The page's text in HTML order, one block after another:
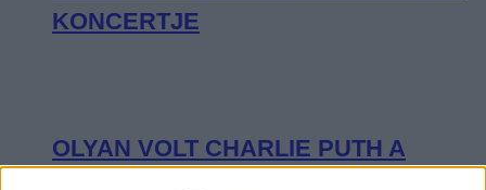
KONCERTJE
OLYAN VOLT CHARLIE PUTH A